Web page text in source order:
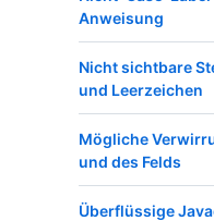
Anweisung
Nicht sichtbare
und Leerzeichen
Mögliche
und des Felds
Überflüssige